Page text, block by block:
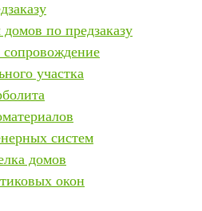
по предзаказу
участка
систем
домов
окон